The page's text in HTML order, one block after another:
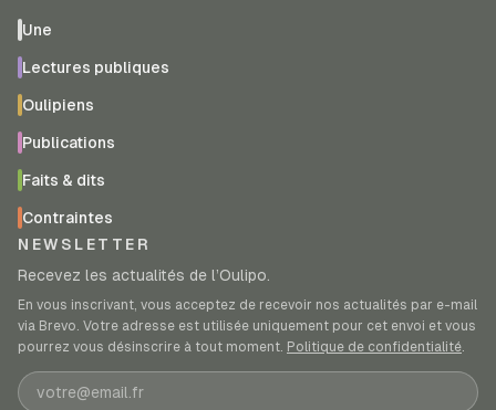
Une
Lectures publiques
Oulipiens
Publications
Faits & dits
Contraintes
NEWSLETTER
Recevez les actualités de l’Oulipo.
En vous inscrivant, vous acceptez de recevoir nos actualités par e-mail
via Brevo. Votre adresse est utilisée uniquement pour cet envoi et vous
pourrez vous désinscrire à tout moment. Politique de confidentialité.
Adresse e-mail